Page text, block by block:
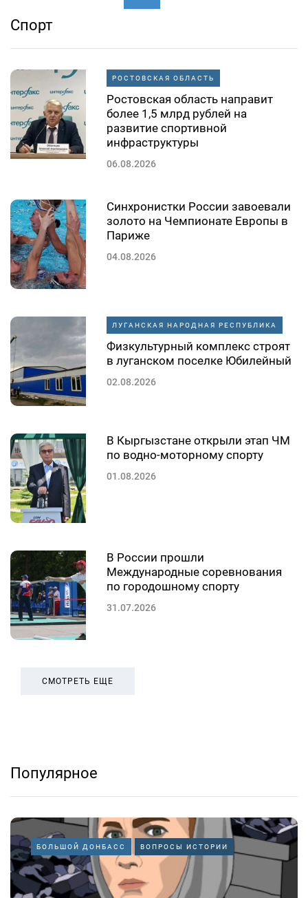
Спорт
РОСТОВСКАЯ ОБЛАСТЬ
Ростовская область направит
более 1,5 млрд рублей на
развитие спортивной
инфраструктуры
06.08.2026
Синхронистки России завоевали
золото на Чемпионате Европы в
Париже
04.08.2026
ЛУГАНСКАЯ НАРОДНАЯ РЕСПУБЛИКА
Физкультурный комплекс строят
в луганском поселке Юбилейный
02.08.2026
В Кыргызстане открыли этап ЧМ
по водно-моторному спорту
01.08.2026
В России прошли
Международные соревнования
по городошному спорту
31.07.2026
СМОТРЕТЬ ЕЩЕ
Популярное
БОЛЬШОЙ ДОНБАСС ВОПРОСЫ ИСТОРИИ